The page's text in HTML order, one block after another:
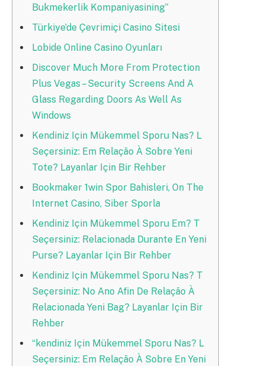
Bukmekerlik Kompaniyasining”
Türkiye’de Çevrimiçi Casino Sitesi
Lobide Online Casino Oyunları
Discover Much More From Protection
Plus Vegas – Security Screens And A
Glass Regarding Doors As Well As
Windows
Kendiniz Için Mükemmel Sporu Nas? L
Seçersiniz: Em Relação À Sobre Yeni
Tote? Layanlar Için Bir Rehber
Bookmaker 1win Spor Bahisleri, On The
Internet Casino, Siber Sporla
Kendiniz Için Mükemmel Sporu Em? T
Seçersiniz: Relacionada Durante En Yeni
Purse? Layanlar Için Bir Rehber
Kendiniz Için Mükemmel Sporu Nas? T
Seçersiniz: No Ano Afin De Relação À
Relacionada Yeni Bag? Layanlar Için Bir
Rehber
“kendiniz Için Mükemmel Sporu Nas? L
Seçersiniz: Em Relação À Sobre En Yeni